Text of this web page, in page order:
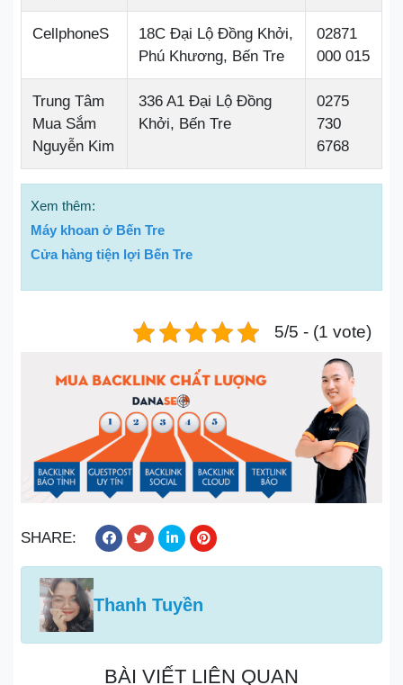
CellphoneS
18C Đại Lộ Đồng Khởi,
Phú Khương, Bến Tre
02871
000 015
Trung Tâm
Mua Sắm
Nguyễn Kim
336 A1 Đại Lộ Đồng
Khởi, Bến Tre
0275
730
6768
Xem thêm:
Máy khoan ở Bến Tre
Cửa hàng tiện lợi Bến Tre
5/5 - (1 vote)
SHARE:
Thanh Tuyền
BÀI VIẾT LIÊN QUAN